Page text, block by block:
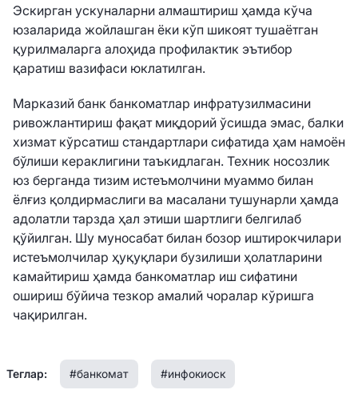
Эскирган ускуналарни алмаштириш ҳамда кўча
юзаларида жойлашган ёки кўп шикоят тушаётган
қурилмаларга алоҳида профилактик эътибор
қаратиш вазифаси юклатилган.
Марказий банк банкоматлар инфратузилмасини
ривожлантириш фақат миқдорий ўсишда эмас, балки
хизмат кўрсатиш стандартлари сифатида ҳам намоён
бўлиши кераклигини таъкидлаган. Техник носозлик
юз берганда тизим истеъмолчини муаммо билан
ёлғиз қолдирмаслиги ва масалани тушунарли ҳамда
адолатли тарзда ҳал этиши шартлиги белгилаб
қўйилган. Шу муносабат билан бозор иштирокчилари
истеъмолчилар ҳуқуқлари бузилиши ҳолатларини
камайтириш ҳамда банкоматлар иш сифатини
ошириш бўйича тезкор амалий чоралар кўришга
чақирилган.
Теглар: #банкомат #инфокиоск